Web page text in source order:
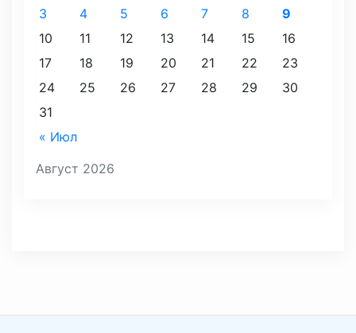
Август 2026
« Июл
3
4 5 6 7 8
9
10
11 12 13 14 15
16
17
18 19 20 21 22
23
24
25 26 27 28 29
30
31